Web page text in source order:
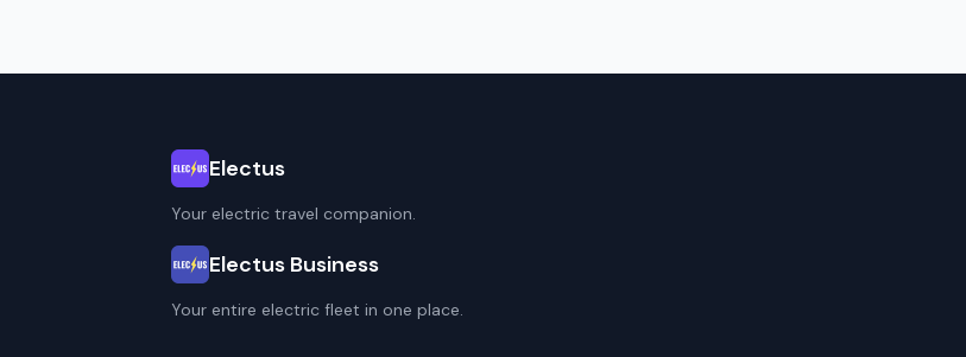
Electus
Your electric travel companion.
Electus Business
Your entire electric fleet in one place.